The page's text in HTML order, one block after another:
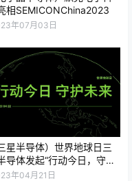
相SEMICONChina2023
年07月03日
三星半导体）世界地球日三
导体发起“行动今日，守护
”的系列活动
年04月21日